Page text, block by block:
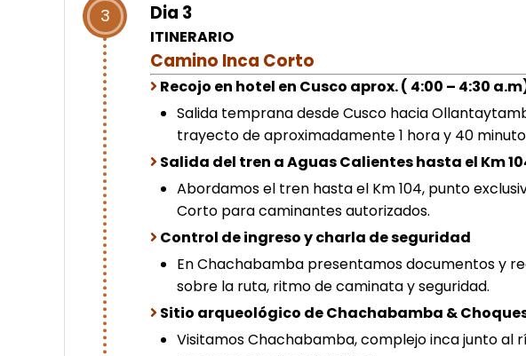
3 Dia 3
ITINERARIO
Camino Inca Corto
Recojo en hotel en Cusco aprox. ( 4:00 – 4:30
Salida temprana desde Cusco hacia
trayecto de aproximadamente 1 hora y 40
Salida del tren a Aguas Calientes hasta el Km
Abordamos el tren hasta el Km 104, punto
Corto para caminantes autorizados.
Control de ingreso y charla de seguridad
En Chachabamba presentamos documentos y
sobre la ruta, ritmo de caminata y seguridad.
Sitio arqueológico de Chachabamba &
Visitamos Chachabamba, complejo inca junto al